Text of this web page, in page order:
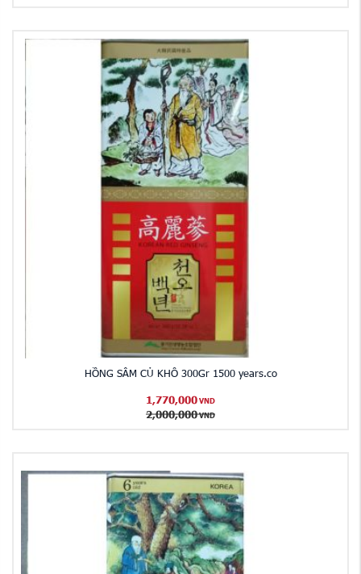
HỒNG SÂM CỦ KHÔ 300Gr 1500 years.co
1,770,000 VND
2,000,000 VND